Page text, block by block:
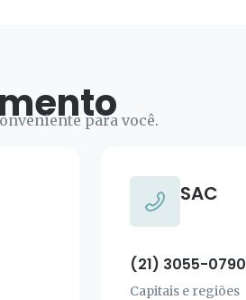
para você.
SAC
(21) 3055-0790
Capitais e regiões